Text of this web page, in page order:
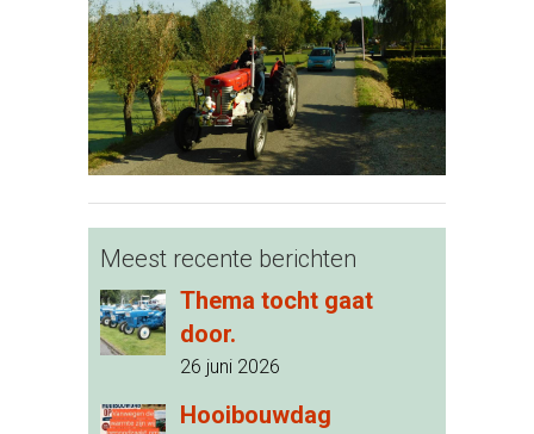
Meest recente berichten
Thema tocht gaat
door.
26 juni 2026
Hooibouwdag